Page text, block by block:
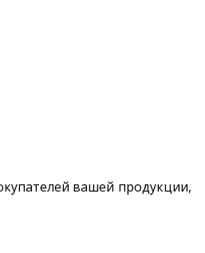
вашей продукции,